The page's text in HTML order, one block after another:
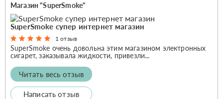
Магазин "SuperSmoke"
SuperSmoke супер интернет магазин
1 отзыв
SuperSmoke очень довольна этим магазином электронных
сигарет, заказывала жидкости, привезли...
Читать весь отзыв
Написать отзыв